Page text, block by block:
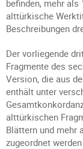
befinden, mehr als
alttürkische
Beschreibungen
Der vorliegende
Fragmente des
Version, die aus
enthält unter
alttürkischen
Blättern und mehr
zugeordnet